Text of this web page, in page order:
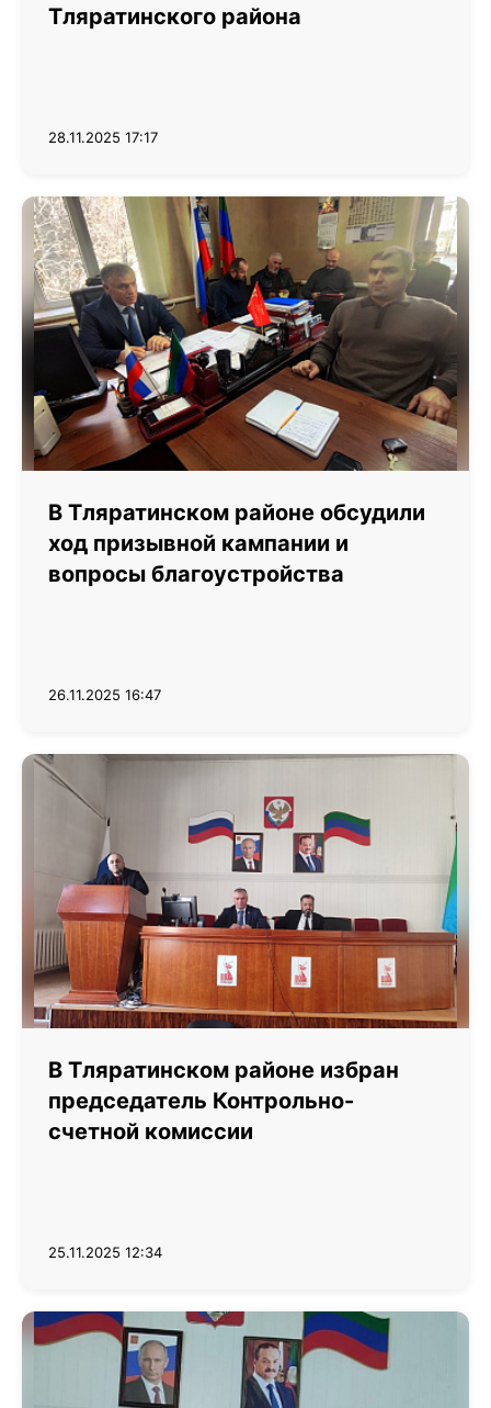
Тляратинского района
28.11.2025 17:17
В Тляратинском районе обсудили
ход призывной кампании и
вопросы благоустройства
26.11.2025 16:47
В Тляратинском районе избран
председатель Контрольно-
счетной комиссии
25.11.2025 12:34